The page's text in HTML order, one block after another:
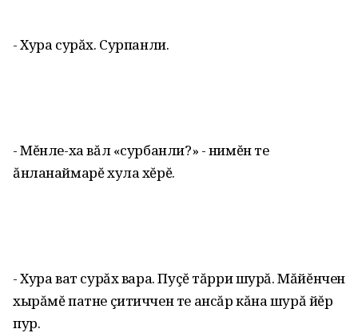
- Хура сурăх. Сурпанли.
- Мĕнле-ха вăл «сурбанли?» - нимĕн те
ăнланаймарĕ хула хĕрĕ.
- Хура ват сурăх вара. Пуçĕ тăрри шурă. Мăйĕнчен
хырăмĕ патне çитиччен те ансăр кăна шурă йĕр
пур.